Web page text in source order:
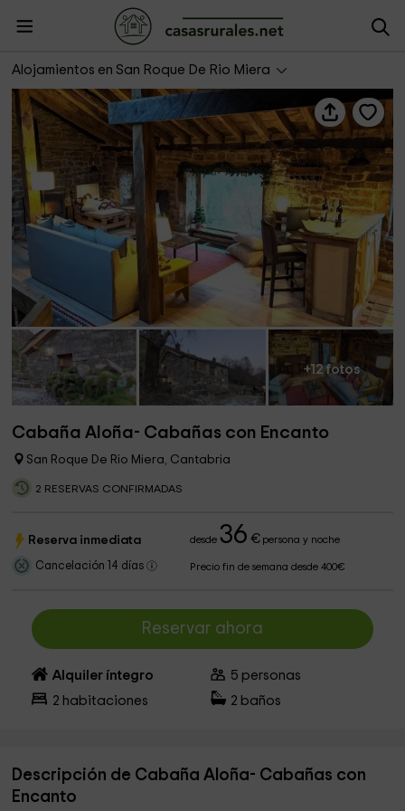
Alojamientos en San Roque De Rio Miera
Cabaña Aloña- Cabañas con Encanto
+12 fotos
Cabaña Aloña- Cabañas con Encanto
San Roque De Rio Miera, Cantabria
2 RESERVAS CONFIRMADAS
Reserva inmediata desde36 €persona y noche
Cancelación 14 días Precio fin de semana desde 400€
Reservar ahora
Alquiler íntegro 5 personas
2 habitaciones 2 baños
Descripción de Cabaña Aloña- Cabañas con
Encanto